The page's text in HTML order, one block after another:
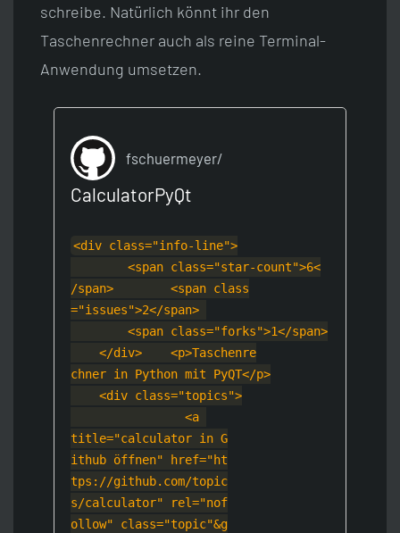
schreibe. Natürlich könnt ihr den
Taschenrechner auch als reine Terminal-
Anwendung umsetzen.
fschuermeyer/
CalculatorPyQt
<div class="info-line">
        <span class
="star-count">6<
/span>
        <span class
="issues">2</span>
        <span class
="forks">1</span>
    </div>
    <p>Taschenre
chner in Python mit PyQT</p>
    <div class="top
ics">
                <a
title="calculator in G
ithub öffnen" href="ht
tps://github.com/topic
s/calculator" rel="nof
ollow" class="topic"&g